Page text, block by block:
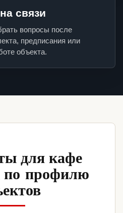
связи
вопросы после
предписания или
объекта.
для кафе
по профилю